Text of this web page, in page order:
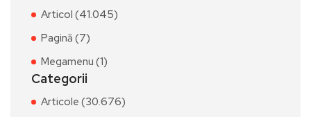
Articol (41.045)
Pagină (7)
Megamenu (1)
Categorii
Articole (30.676)